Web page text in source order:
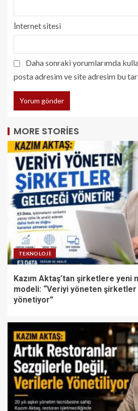
İnternet sitesi
Daha sonraki yorumlarımda
posta adresim ve site adresim bu
MORE STORIES
TEKNOLOJI
Kazım Aktaş’tan şirketlere yeni
modeli: “Veriyi yöneten
yönetiyor”